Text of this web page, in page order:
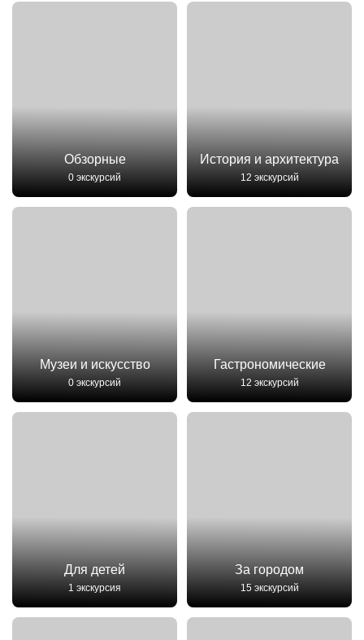
Обзорные
0 экскурсий
История и архитектура
12 экскурсий
Музеи и искусство
0 экскурсий
Гастрономические
12 экскурсий
Для детей
1 экскурсия
За городом
15 экскурсий